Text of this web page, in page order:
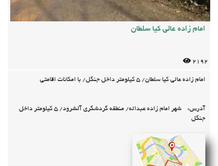
2192
امام زاده عالی کیا سلطان/ 5 کیلومتر داخل جنگل/ با امکانات اقامتی